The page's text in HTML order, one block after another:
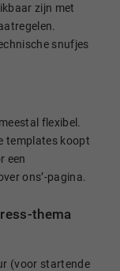
zijn met
snufjes
flexibel.
templates koopt
een
ons’-pagina.
thema
(voor startende